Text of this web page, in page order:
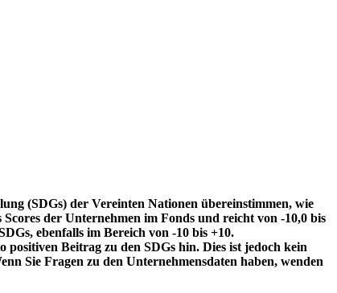
(SDGs) der Vereinten Nationen übereinstimmen, wie
der Unternehmen im Fonds und reicht von -10,0 bis
ebenfalls im Bereich von -10 bis +10.
Beitrag zu den SDGs hin. Dies ist jedoch kein
Sie Fragen zu den Unternehmensdaten haben, wenden